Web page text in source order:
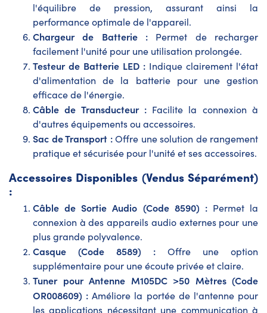
l'équilibre de pression, assurant ainsi la
performance optimale de l'appareil.
Chargeur de Batterie : Permet de recharger
facilement l'unité pour une utilisation prolongée.
Testeur de Batterie LED : Indique clairement l'état
d'alimentation de la batterie pour une gestion
efficace de l'énergie.
Câble de Transducteur :Facilite la connexion à
d'autres équipements ou accessoires.
Sac de Transport :Offre une solution de rangement
pratique et sécurisée pour l'unité et ses accessoires.
Accessoires Disponibles (Vendus Séparément)
:
Câble de Sortie Audio (Code 8590) :Permet la
connexion à des appareils audio externes pour une
plus grande polyvalence.
Casque (Code 8589) : Offre une option
supplémentaire pour une écoute privée et claire.
Tuner pour Antenne M105DC >50 Mètres (Code
OR008609) : Améliore la portée de l'antenne pour
les applications nécessitant une communication à